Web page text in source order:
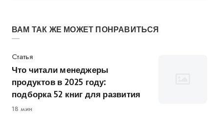
ВАМ ТАК ЖЕ МОЖЕТ ПОНРАВИТЬСЯ
Категория
Статья
Что читали менеджеры
продуктов в 2025 году:
подборка 52 книг для развития
18 мин